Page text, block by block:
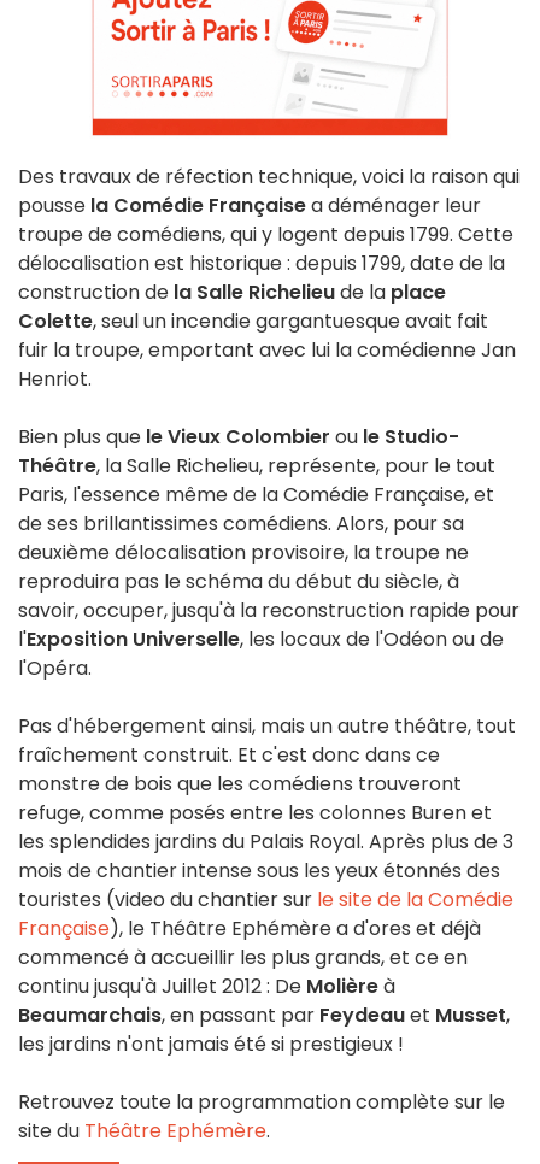
Des travaux de réfection technique, voici la raison qui
pousse la Comédie Françaisea déménager leur
troupe de comédiens, qui y logent depuis 1799. Cette
délocalisation est historique : depuis 1799, date de la
construction de la Salle Richelieude la place
Colette, seul un incendie gargantuesque avait fait
fuir la troupe, emportant avec lui la comédienne Jan
Henriot.
Bien plus que le Vieux Colombier ou le Studio-
Théâtre, la Salle Richelieu, représente, pour le tout
Paris, l'essence même de la Comédie Française, et
de ses brillantissimes comédiens. Alors, pour sa
deuxième délocalisation provisoire, la troupe ne
reproduira pas le schéma du début du siècle, à
savoir, occuper, jusqu'à la reconstruction rapide pour
l'Exposition Universelle, les locaux de l'Odéon ou de
l'Opéra.
Pas d'hébergement ainsi, mais un autre théâtre, tout
fraîchement construit. Et c'est donc dans ce
monstre de bois que les comédiens trouveront
refuge, comme posés entre les colonnes Buren et
les splendides jardins du Palais Royal. Après plus de 3
mois de chantier intense sous les yeux étonnés des
touristes (video du chantier sur le site de la Comédie
Française), le Théâtre Ephémère a d'ores et déjà
commencé à accueillir les plus grands, et ce en
continu jusqu'à Juillet 2012 : De Molièreà
Beaumarchais, en passant par Feydeauet Musset,
les jardins n'ont jamais été si prestigieux !
Retrouvez toute la programmation complète sur le
site du Théâtre Ephémère.